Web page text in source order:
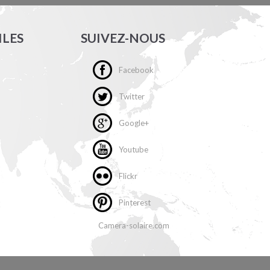
SUIVEZ-NOUS
Facebook
Twitter
Google+
Youtube
Flickr
Pinterest
Camera-solaire.com